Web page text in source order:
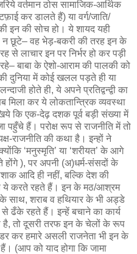
वर्तमान ठोस सामाजिक-आर्थिक
कर डालते हैं) या वर्ग/जाति/
इन की सोच हो। ये शायद यही
छूटे– वह भेड़-बकरी की तरह इन के
से लाचार इन पर निर्भर हो कर पड़ी
रहे– बाबा के ऐशो-आराम की पालकी को
दुनिया में कोई खलल पड़ते ही या
होते ही, ये अपने प्रतिद्वन्द्वी का
कर ये लोकतान्त्रिक व्यवस्था
कि एक-देढ़ दशक पूर्व बड़ी संख्या में
हैं। परोक्ष रूप से राजनीति में तो
राजनीति की कथा है। इन्हों ने
‘मनुस्मृति’ या ‘शरीयत’ के आगे
), पर अपनी (अ)धर्म-संसदों के
आदि ही नहीं, बल्कि देश की
ये करते रहते हैं। इन के मठ/आश्रम
साथ, शराब व हथियार के भी अड्डे
ढँके रहते हैं। इन्हें बचाने का कार्य
तो दूसरी तरफ इन के चेलों के रूप
कर हमारे असली राजनेता भी इन के
(आप को याद होगा कि जामा